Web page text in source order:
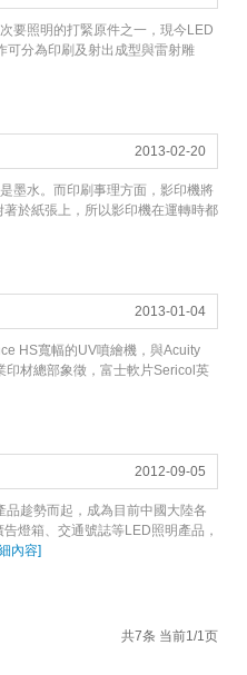
要照明的打緊原件之一，現今LED
可分為印刷及射出成型與雷射雕
2013-02-20
墨水。而印刷事理方面，影印機將
於紙張上，所以影印機在運轉時都
2013-01-04
HS寬幅的UV噴繪機，與Acuity
材總部象徵，富士軟片Sericol英
2012-09-05
趁勢而起，成為目前中國大陸各
燈箱、交通號誌等LED照明產品，
內容]
共7条 当前1/1页